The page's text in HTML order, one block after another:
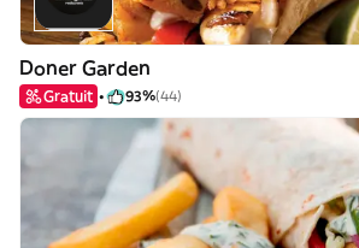
Doner Garden
Gratuit 93%(44)